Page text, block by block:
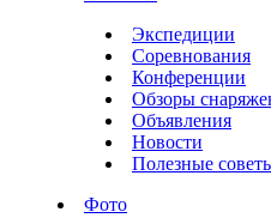
Экспедиции
Соревнования
Конференции
Обзоры
Объявления
Новости
Полезные
Фото